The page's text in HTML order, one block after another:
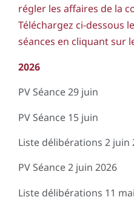
régler les affaires de la
Téléchargez ci-dessous
séances en cliquant sur
2026
PV Séance 29 juin
PV Séance 15 juin
Liste délibérations 2 juin
PV Séance 2 juin 2026
Liste délibérations 11